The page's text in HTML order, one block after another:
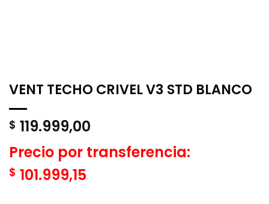
VENT TECHO CRIVEL V3 STD BLANCO
$ 119.999,00
Precio por transferencia:
$ 101.999,15